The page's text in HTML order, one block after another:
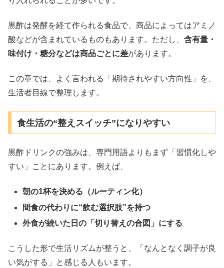
黒酢は発酵を経て作られる食品で、商品によってはアミノ
酸などが含まれているものもあります。ただし、 含有量・
味付け・糖分などは商品ごとに差があります。
この章では、よく言われる「期待されやすい方向性」を、
生活者目線で整理します。
食生活の“整えスイッチ”になりやすい
黒酢ドリンクの強みは、専門用語よりもまず「習慣化しや
すい」ことにあります。例えば、
朝の1杯を決める（ルーティン化）
間食の代わりに“飲む選択肢”を持つ
外食が続いた日の「切り替えの合図」にする
こうした形で生活リズムが整うと、「なんとなく調子が良
い気がする」と感じる人もいます。